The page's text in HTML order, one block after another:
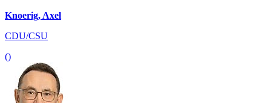
Knoerig, Axel
CDU/CSU
()